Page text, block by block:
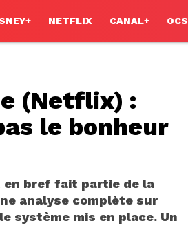
NETFLIX CANAL+ OCS
(Netflix) :
le bonheur
en bref fait partie de la
analyse complète sur
système mis en place. Un